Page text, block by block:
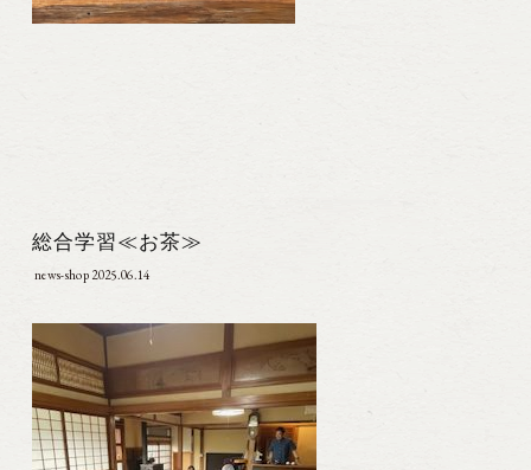
総合学習≪お茶≫
news-shop 2025.06.14